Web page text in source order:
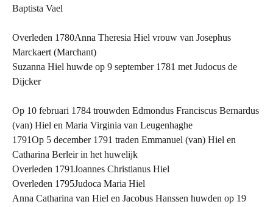
Baptista Vael
Overleden 1780Anna Theresia Hiel vrouw van Josephus
Marckaert (Marchant)
Suzanna Hiel huwde op 9 september 1781 met Judocus de
Dijcker
Op 10 februari 1784 trouwden Edmondus Franciscus Bernardus
(van) Hiel en Maria Virginia van Leugenhaghe
1791Op 5 december 1791 traden Emmanuel (van) Hiel en
Catharina Berleir in het huwelijk
Overleden 1791Joannes Christianus Hiel
Overleden 1795Judoca Maria Hiel
Anna Catharina van Hiel en Jacobus Hanssen huwden op 19